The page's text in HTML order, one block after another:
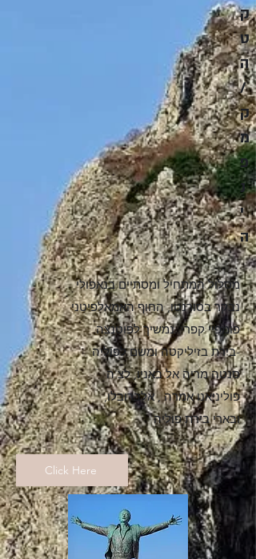
ק
ט
ה
/
ק
מ
פ
נ
י
ה
נבקר בסורנטו, החוף האמאלפיטני
פומפיי קפרי..נמשיך לפוטנצה
בירת בזיליקטה ומשם לפוליה-
סנטה מריה אל באניו, לצ'ה
,פוליניאנו אמרה , אלברובלו
ובארי בירת פוליה
Click Here